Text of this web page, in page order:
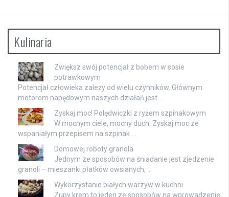
Kulinaria
Zwiększ swój potencjał z bobem w sosie
potrawkowym
Potencjał człowieka zależy od wielu czynników. Głównym
motorem napędowym naszych działań jest …
Zyskaj moc! Polędwiczki z ryżem szpinakowym
W mocnym ciele, mocny duch. Zyskaj moc ze
wspaniałym przepisem na szpinak …
Domowej roboty granola
Jednym ze sposobów na śniadanie jest zjedzenie
granoli – mieszanki płatków owsianych, …
Wykorzystanie białych warzyw w kuchni
Zupy krem to jeden ze sposobów na wprowadzenie